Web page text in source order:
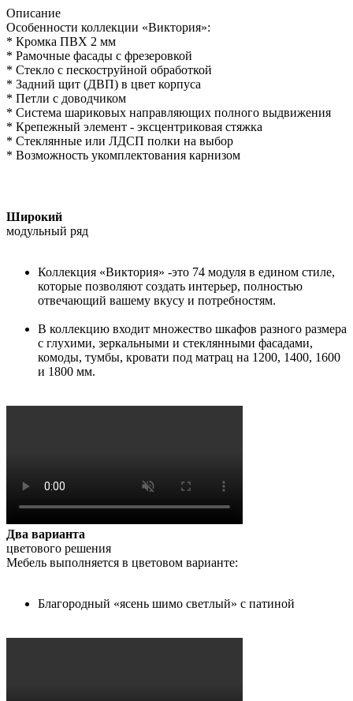
Описание
Особенности коллекции «Виктория»:
* Кромка ПВХ 2 мм
* Рамочные фасады с фрезеровкой
* Стекло с пескоструйной обработкой
* Задний щит (ДВП) в цвет корпуса
* Петли с доводчиком
* Система шариковых направляющих полного выдвижения
* Крепежный элемент - эксцентриковая стяжка
* Стеклянные или ЛДСП полки на выбор
* Возможность укомплектования карнизом
Широкий
модульный ряд
Коллекция «Виктория» -это 74 модуля в едином стиле,
которые позволяют создать интерьер, полностью
отвечающий вашему вкусу и потребностям.
В коллекцию входит множество шкафов разного размера
с глухими, зеркальными и стеклянными фасадами,
комоды, тумбы, кровати под матрац на 1200, 1400, 1600
и 1800 мм.
Два варианта
цветового решения
Мебель выполняется в цветовом варианте:
Благородный «ясень шимо светлый» с патиной